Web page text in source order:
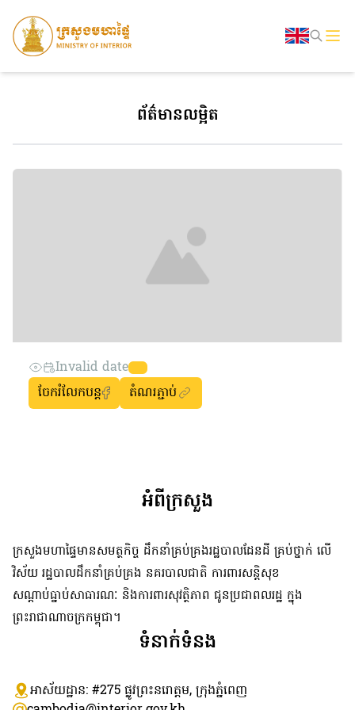
ព័ត៌មានលម្អិត
Invalid date
ចែករំលែកបន្ត
តំណរភ្ជាប់
អំពីក្រសួង
ក្រសួងមហាផ្ទៃមានសមត្ថកិច្ច ដឹកនាំគ្រប់គ្រងរដ្ឋបាលដែនដី គ្រប់ថ្នាក់ លើ
វិស័យ រដ្ឋបាលដឹកនាំគ្រប់គ្រង នគរបាលជាតិ ការពារសន្តិសុខ
សណ្តាប់ធ្នាប់សាធារណៈ និងការពារសុវត្ថិភាព ជូនប្រជាពលរដ្ឋ ក្នុង
ព្រះរាជាណាចក្រកម្ពុជា។
ទំនាក់ទំនង
អាស័យដ្ឋាន: #275 ​ផ្លូវព្រះនរោត្តម, ក្រុងភ្នំពេញ